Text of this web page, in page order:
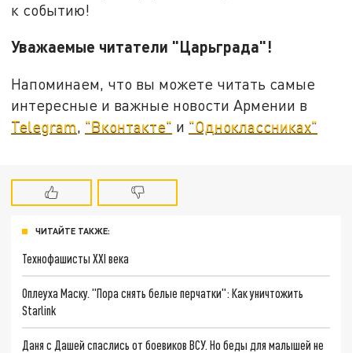
к событию!
Уважаемые читатели "Царьграда"!
Напоминаем, что вы можете читать самые
интересные и важные новости Армении в
Telegram "Вконтакте" и "Одноклассниках"
ЧИТАЙТЕ ТАКЖЕ:
Технофашисты XXI века
Оплеуха Маску. "Пора снять белые перчатки": Как уничтожить
Starlink
Даня с Дашей спаслись от боевиков ВСУ. Но беды для малышей не